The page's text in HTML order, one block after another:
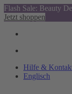
Flash Sale: Beauty
Jetzt shoppen
Hilfe &
Englisch